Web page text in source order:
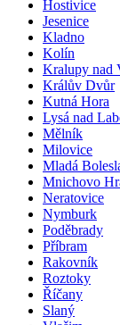
Hostivice
Jesenice
Kladno
Kolín
Kralupy nad
Králův Dvůr
Kutná Hora
Lysá nad
Mělník
Milovice
Mladá
Mnichovo
Neratovice
Nymburk
Poděbrady
Příbram
Rakovník
Roztoky
Říčany
Slaný